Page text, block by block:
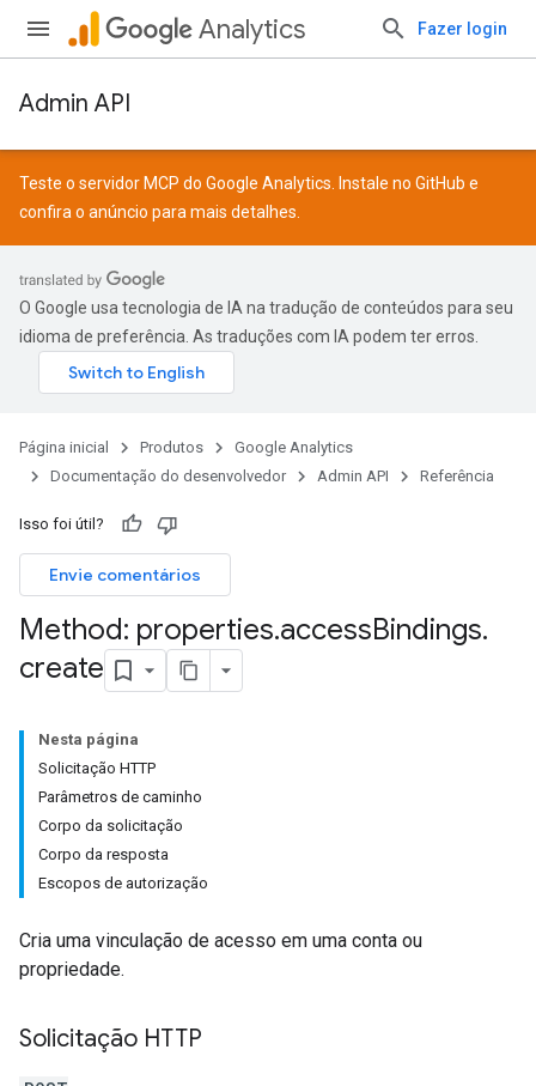
Analytics Fazer login
Admin API
Teste o servidor MCP do Google Analytics. Instale no GitHub e
confira o anúncio para mais detalhes.
O Google usa tecnologia de IA na tradução de conteúdos para seu
idioma de preferência. As traduções com IA podem ter erros.
Página inicial Produtos
Google Analytics
Documentação do desenvolvedor
Admin API Referência
Isso foi útil?
Envie comentários
Method: properties.accessBindings.
create
Nesta página
Solicitação HTTP
Parâmetros de caminho
Corpo da solicitação
Corpo da resposta
Escopos de autorização
Cria uma vinculação de acesso em uma conta ou
propriedade.
Solicitação HTTP